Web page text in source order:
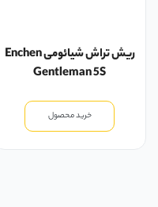
ریش تراش شیائومی Enchen
Gentleman 5S
خرید محصول